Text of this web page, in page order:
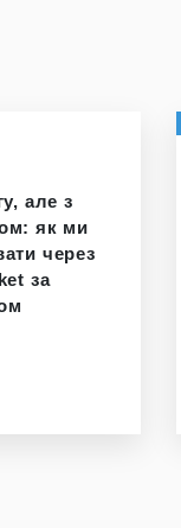
але з
як ми
через
за